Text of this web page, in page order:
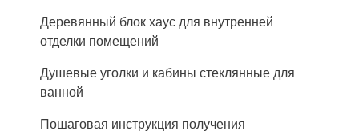
Деревянный блок хаус для внутренней
отделки помещений
Душевые уголки и кабины стеклянные для
ванной
Пошаговая инструкция получения